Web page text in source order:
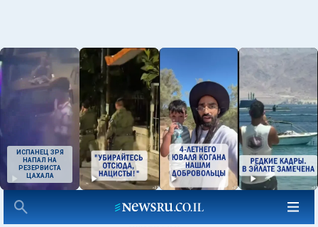
ИСПАНЕЦ ЗРЯ
НАПАЛ НА
РЕЗЕРВИСТА
ЦАХАЛА